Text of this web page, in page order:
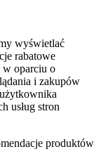
wyświetlać
rabatowe
w oparciu o
i zakupów
usług stron
produktów